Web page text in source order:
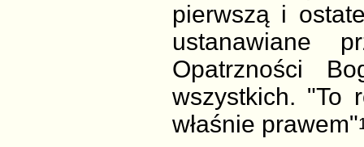
pierwszą i
ustanawiane
Opatrzności
wszystkich. "To
właśnie prawem"